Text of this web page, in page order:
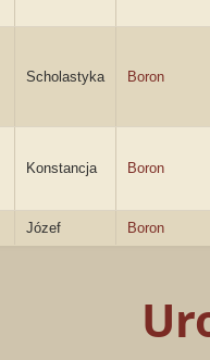
Scholastyka Boron
Konstancja Boron
Józef Boron